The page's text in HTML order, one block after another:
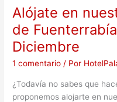
Alójate en
de
Diciembre
1 comentario / Por
¿Todavía no sabes que
proponemos alojarte en